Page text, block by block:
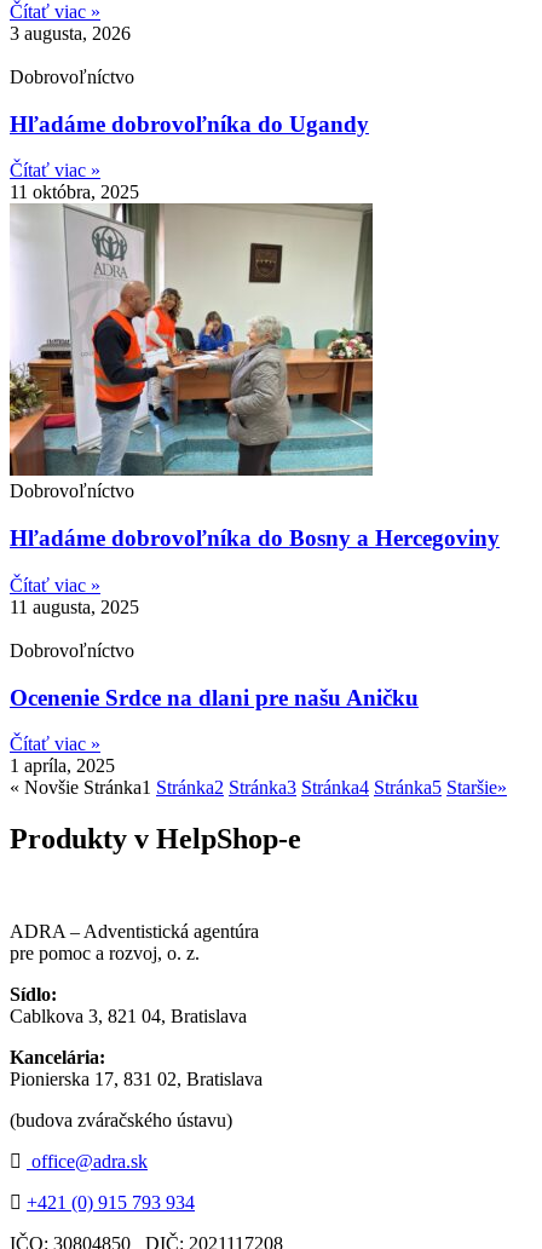
Čítať viac »
3 augusta, 2026
Dobrovoľníctvo
Hľadáme dobrovoľníka do Ugandy
Čítať viac »
11 októbra, 2025
Dobrovoľníctvo
Hľadáme dobrovoľníka do Bosny a Hercegoviny
Čítať viac »
11 augusta, 2025
Dobrovoľníctvo
Ocenenie Srdce na dlani pre našu Aničku
Čítať viac »
1 apríla, 2025
« Novšie Stránka1 Stránka2 Stránka3 Stránka4 Stránka5 Staršie»
Produkty v HelpShop-e
ADRA – Adventistická agentúra
pre pomoc a rozvoj, o. z.
Sídlo:
Cablkova 3, 821 04, Bratislava
Kancelária:
Pionierska 17, 831 02, Bratislava
(budova zváračského ústavu)
office@adra.sk
+421 (0) 915 793 934
IČO: 30804850 DIČ: 2021117208